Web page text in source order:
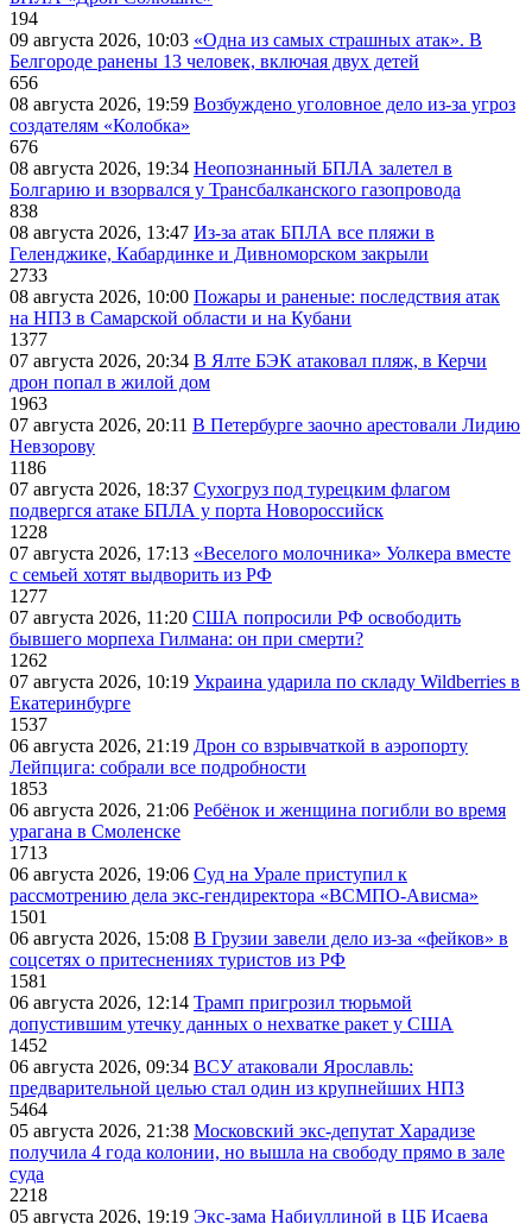
194
09 августа 2026, 10:03 «Одна из самых страшных атак». В
Белгороде ранены 13 человек, включая двух детей
656
08 августа 2026, 19:59 Возбуждено уголовное дело из-за угроз
создателям «Колобка»
676
08 августа 2026, 19:34 Неопознанный БПЛА залетел в
Болгарию и взорвался у Трансбалканского газопровода
838
08 августа 2026, 13:47 Из-за атак БПЛА все пляжи в
Геленджике, Кабардинке и Дивноморском закрыли
2733
08 августа 2026, 10:00 Пожары и раненые: последствия атак
на НПЗ в Самарской области и на Кубани
1377
07 августа 2026, 20:34 В Ялте БЭК атаковал пляж, в Керчи
дрон попал в жилой дом
1963
07 августа 2026, 20:11 В Петербурге заочно арестовали Лидию
Невзорову
1186
07 августа 2026, 18:37 Сухогруз под турецким флагом
подвергся атаке БПЛА у порта Новороссийск
1228
07 августа 2026, 17:13 «Веселого молочника» Уолкера вместе
с семьей хотят выдворить из РФ
1277
07 августа 2026, 11:20 США попросили РФ освободить
бывшего морпеха Гилмана: он при смерти?
1262
07 августа 2026, 10:19 Украина ударила по складу Wildberries в
Екатеринбурге
1537
06 августа 2026, 21:19 Дрон со взрывчаткой в аэропорту
Лейпцига: собрали все подробности
1853
06 августа 2026, 21:06 Ребёнок и женщина погибли во время
урагана в Смоленске
1713
06 августа 2026, 19:06 Суд на Урале приступил к
рассмотрению дела экс-гендиректора «ВСМПО-Ависма»
1501
06 августа 2026, 15:08 В Грузии завели дело из-за «фейков» в
соцсетях о притеснениях туристов из РФ
1581
06 августа 2026, 12:14 Трамп пригрозил тюрьмой
допустившим утечку данных о нехватке ракет у США
1452
06 августа 2026, 09:34 ВСУ атаковали Ярославль:
предварительной целью стал один из крупнейших НПЗ
5464
05 августа 2026, 21:38 Московский экс-депутат Харадизе
получила 4 года колонии, но вышла на свободу прямо в зале
суда
2218
05 августа 2026, 19:19 Экс-зама Набиуллиной в ЦБ Исаева